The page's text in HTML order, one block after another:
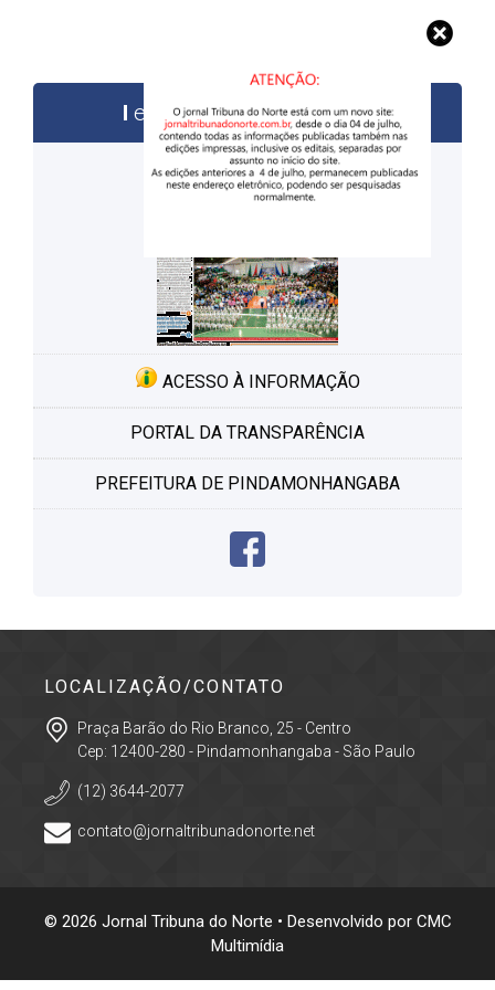
edições anteriores
ACESSO À INFORMAÇÃO
PORTAL DA TRANSPARÊNCIA
PREFEITURA DE PINDAMONHANGABA
LOCALIZAÇÃO/CONTATO
Praça Barão do Rio Branco, 25 - Centro
Cep: 12400-280 - Pindamonhangaba - São Paulo
(12) 3644-2077
contato@jornaltribunadonorte.net
© 2026 Jornal Tribuna do Norte • Desenvolvido por CMC
Multimídia